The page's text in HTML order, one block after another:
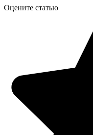
Оцените статью